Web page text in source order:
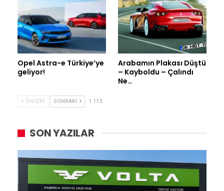
Opel Astra-e Türkiye’ye
geliyor!
Arabamın Plakası Düştü
– Kayboldu – Çalındı
Ne…
ÖNCEKI SONRAKI 1 113
SON YAZILAR